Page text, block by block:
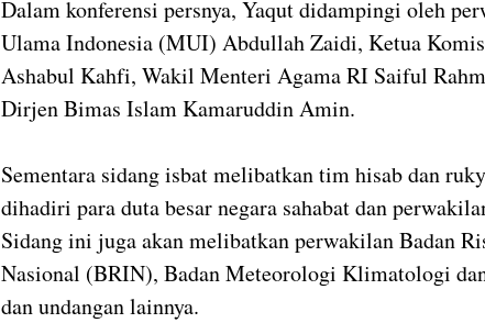
Dalam konferensi persnya, Yaqut didampingi oleh
Ulama Indonesia (MUI) Abdullah Zaidi, Ketua
Ashabul Kahfi, Wakil Menteri Agama RI Saiful
Dirjen Bimas Islam Kamaruddin Amin.
Sementara sidang isbat melibatkan tim hisab dan
dihadiri para duta besar negara sahabat dan
Sidang ini juga akan melibatkan perwakilan Badan
Nasional (BRIN), Badan Meteorologi Klimatologi
dan undangan lainnya.